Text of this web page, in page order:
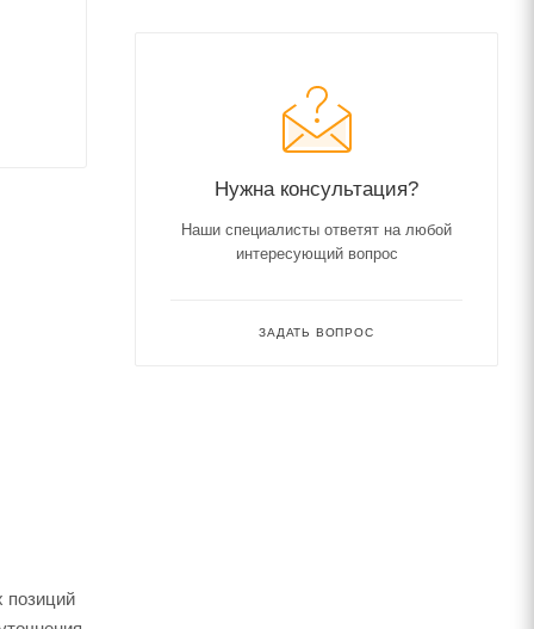
позиций
Нужна консультация?
Наши специалисты ответят на любой
интересующий вопрос
ЗАДАТЬ ВОПРОС